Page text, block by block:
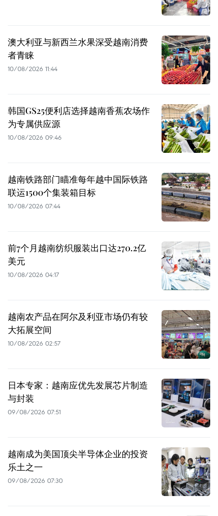
澳大利亚与新西兰水果深受越南消费
者青睐
10/08/2026 11:44
韩国GS25便利店选择越南香蕉农场作
为专属供应源
10/08/2026 09:46
越南铁路部门瞄准每年越中国际铁路
联运1500个集装箱目标
10/08/2026 07:44
前7个月越南纺织服装出口达270.2亿
美元
10/08/2026 04:17
越南农产品在阿尔及利亚市场仍有较
大拓展空间
10/08/2026 02:57
日本专家：越南应优先发展芯片制造
与封装
09/08/2026 07:51
越南成为美国顶尖半导体企业的投资
乐土之一
09/08/2026 07:30